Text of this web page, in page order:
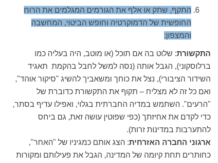
התקף, שתק או אלף את הגורמים המגלמים את הרוח
החופשית של הדמוקרטיה וחופש הביטוי, המחשבה
והמצפון:
התקשורת: שלוט בה אם תוכל (או מוטב, היה בעליה כמו
ברלוסקוני), הגבל אותה (נסה למשל לחבל בהקמת תאגיד
השידור הציבורי), נצל את כוחך ומשאביך להשיג "סיקור אוהד",
ואם כל זה לא מצליח – תקוף את התקשורת כדוברת של
"הרעים". השתמש במדיה החברתית בגלוי, ואפילו עדיף בסתר,
כדי לקדם את אחיזתך (כפי שפוטין עושה זאת, גם ביחס
להתערבות במדינות זרות).
ארגוני החברה האזרחית: הצג אותם כמגיניו של "האחר",
כחותרים תחת קיומה של המדינה, הגבל את פעילותם ומקורות